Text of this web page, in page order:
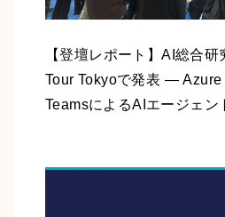
【登壇レポート】AI総合研
Tour Tokyoで発表 ―
TeamsによるAIエージェン